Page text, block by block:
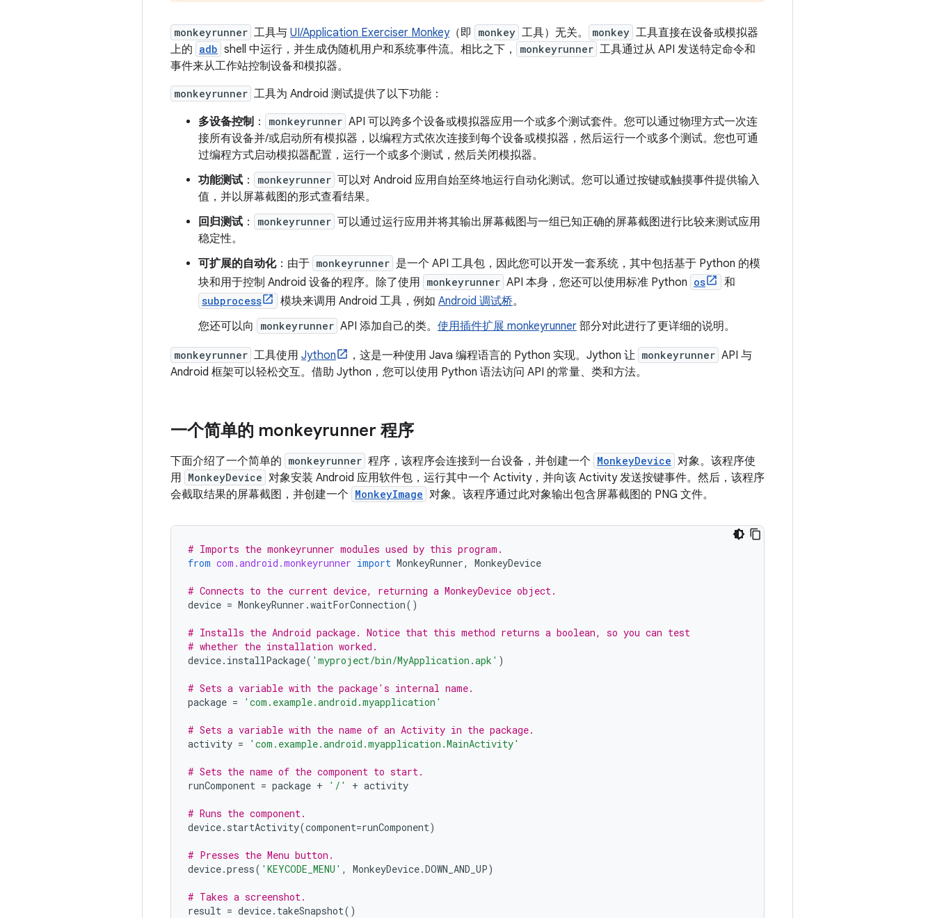
monkeyrunner 工具与 UI/Application Exerciser Monkey（即 monkey 工具）无关。 monkey 工具直接在设备或模拟器
上的 adb shell 中运行，并生成伪随机用户和系统事件流。相比之下， monkeyrunner 工具通过从 API 发送特定命令和
事件来从工作站控制设备和模拟器。
monkeyrunner 工具为 Android 测试提供了以下功能：
多设备控制 ： monkeyrunner API 可以跨多个设备或模拟器应用一个或多个测试套件。您可以通过物理方式一次连
接所有设备并/或启动所有模拟器，以编程方式依次连接到每个设备或模拟器，然后运行一个或多个测试。您也可通
过编程方式启动模拟器配置，运行一个或多个测试，然后关闭模拟器。
功能测试 ： monkeyrunner 可以对 Android 应用自始至终地运行自动化测试。您可以通过按键或触摸事件提供输入
值，并以屏幕截图的形式查看结果。
回归测试 ： monkeyrunner 可以通过运行应用并将其输出屏幕截图与一组已知正确的屏幕截图进行比较来测试应用
稳定性。
可扩展的自动化：由于 monkeyrunner 是一个 API 工具包，因此您可以开发一套系统，其中包括基于 Python 的模
块和用于控制 Android 设备的程序。除了使用 monkeyrunner API 本身，您还可以使用标准 Python os 和
subprocess 模块来调用 Android 工具，例如 Android 调试桥。
您还可以向
monkeyrunner API 添加自己的类。 使用插件扩展 monkeyrunner 部分对此进行了更详细的说明。
monkeyrunner 工具使用 Jython ，这是一种使用 Java 编程语言的 Python 实现。Jython 让 monkeyrunner API 与
Android 框架可以轻松交互。借助 Jython，您可以使用 Python 语法访问 API 的常量、类和方法。
一个简单的 monkeyrunner 程序
下面介绍了一个简单的 monkeyrunner 程序，该程序会连接到一台设备，并创建一个 MonkeyDevice 对象。该程序使
用 MonkeyDevice 对象安装 Android 应用软件包，运行其中一个 Activity，并向该 Activity 发送按键事件。然后，该程序
会截取结果的屏幕截图，并创建一个 MonkeyImage 对象。该程序通过此对象输出包含屏幕截图的 PNG 文件。
# Imports the monkeyrunner modules used by this program.
from com.android.monkeyrunner import MonkeyRunner, MonkeyDevice
# Connects to the current device, returning a MonkeyDevice object.
device = MonkeyRunner .waitForConnection()
# Installs the Android package. Notice that this method returns a boolean, so you can test
# whether the installation worked.
device. installPackage( 'myproject/bin/MyApplication.apk' )
# Sets a variable with the package's internal name.
package = 'com.example.android.myapplication'
# Sets a variable with the name of an Activity in the package.
activity = 'com.example.android.myapplication.MainActivity'
# Sets the name of the component to start.
runComponent = package + '/' + activity
# Runs the component.
device. startActivity(component=runComponent)
# Presses the Menu button.
device.press( 'KEYCODE_MENU' , MonkeyDevice.DOWN_AND_UP)
# Takes a screenshot.
result = device. takeSnapshot()